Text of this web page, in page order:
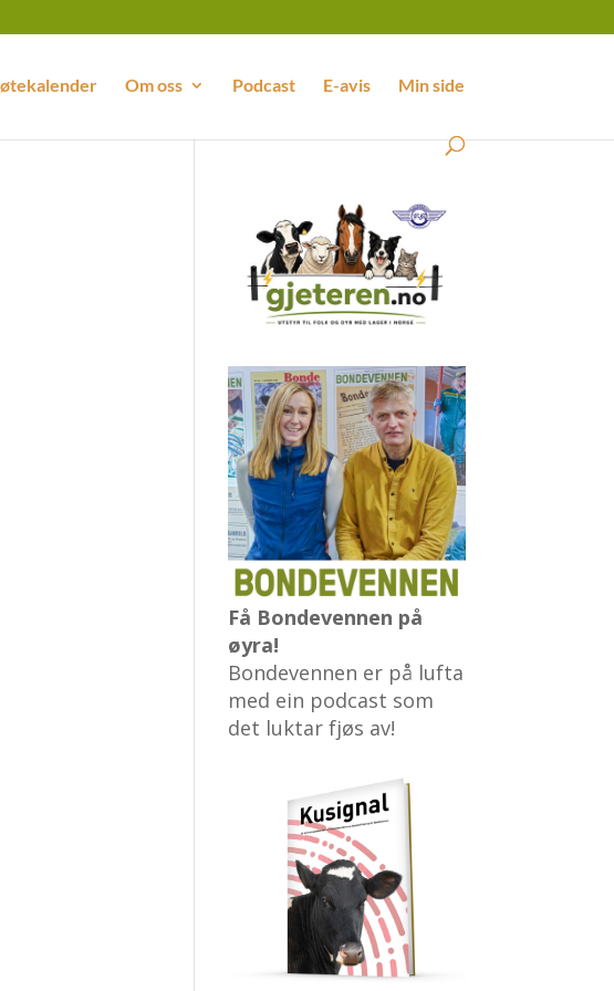
Om oss Podcast E-avis Min side
Få Bondevennen på
øyra!
Bondevennen er på lufta
med ein podcast som
det luktar fjøs av!